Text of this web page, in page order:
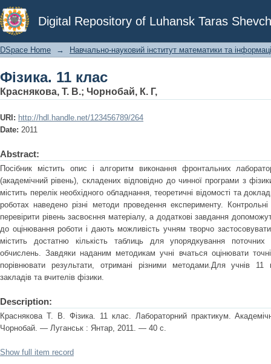
Digital Repository of Luhansk Taras
Фізика. 11 клас
DSpace Home → Навчально-науковий інститут математики та
Фізика. 11 клас
Краснякова, Т. В.; Чорнобай, К. Г,
URI: http://hdl.handle.net/123456789/264
Date: 2011
Abstract:
Посібник містить опис і алгоритм виконання фронтальних
(академічний рівень), складених відповідно до чинної програми з
містить перелік необхідного обладнання, теоретичні відомості та
роботах наведено різні методи проведення експерименту.
перевірити рівень засвоєння матеріалу, а додаткові завдання
до оцінювання роботи і дають можливість учням творчо
містить достатню кількість таблиць для упорядкування
обчислень. Завдяки наданим методикам учні вчаться оцінювати
порівнювати результати, отримані різними методами.Для учнів 11
закладів та вчителів фізики.
Description:
Краснякова Т. В. Фізика. 11 клас. Лабораторний практикум.
Чорнобай. — Луганськ : Янтар, 2011. — 40 с.
Show full item record